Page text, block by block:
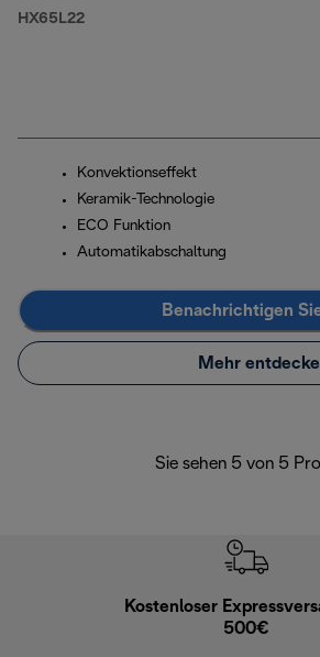
HX65L22
Konvektionseffekt
Keramik-Technologie
ECO Funktion
Automatikabschaltung
Benachrichtigen
Mehr
Sie sehen 5 von 5
Kostenloser
500€